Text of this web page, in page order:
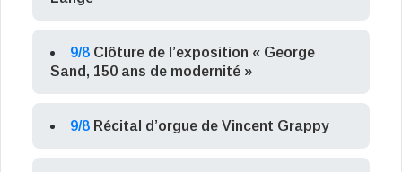
9/8 Clôture de l’exposition « George
Sand, 150 ans de modernité »
9/8 Récital d’orgue de Vincent Grappy